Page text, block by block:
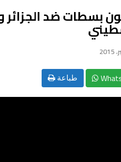
بسطات ضد
طباعة